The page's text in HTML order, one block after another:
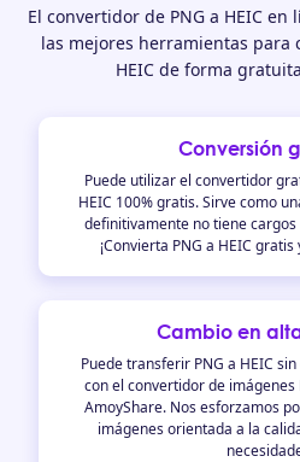
El convertidor de PNG a HEIC en
las mejores herramientas para
HEIC de forma
Conversión
Puede utilizar el convertidor
HEIC 100% gratis. Sirve como
definitivamente no tiene
¡Convierta PNG a HEIC
Cambio en
Puede transferir PNG a HEIC
con el convertidor de imágenes
AmoyShare. Nos esforzamos
imágenes orientada a la